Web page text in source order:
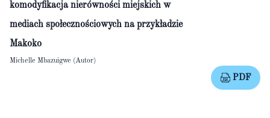
komodyfikacja nierówności miejskich w
mediach społecznościowych na przykładzie
Makoko
Michelle Mbazuigwe (Autor)
PDF